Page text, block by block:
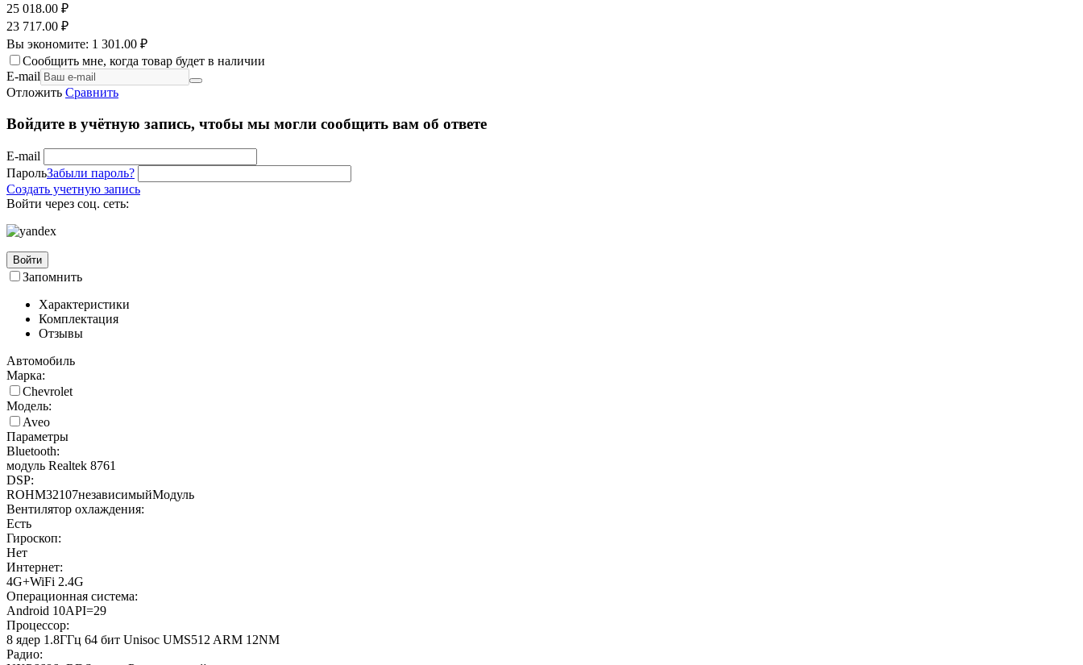
25 018.00 ₽
23 717.00 ₽
Вы экономите: 1 301.00 ₽
Сообщить мне, когда товар будет в наличии
E-mail
Отложить Сравнить
Войдите в учётную запись, чтобы мы могли сообщить вам об ответе
E-mail
ПарольЗабыли пароль?
Создать учетную запись
Войти через соц. сеть:
Войти
Запомнить
Характеристики
Комплектация
Отзывы
Автомобиль
Марка:
Chevrolet
Модель:
Aveo
Параметры
Bluetooth:
модуль Realtek 8761
DSP:
ROHM32107независимыйМодуль
Вентилятор охлаждения:
Есть
Гироскоп:
Нет
Интернет:
4G+WiFi 2.4G
Операционная система:
Android 10API=29
Процессор:
8 ядер 1.8ГГц 64 бит Unisoc UMS512 ARM 12NM
Радио: